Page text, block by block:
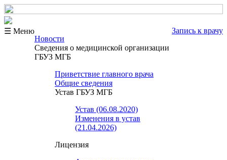
☰ Меню
Запись к врачу
Новости
Сведения о медицинской организации
ГБУЗ МГБ
Приветствие главного врача
Общие сведения
Устав ГБУЗ МГБ
Устав (06.08.2020)
Изменения в устав
(21.04.2026)
Лицензия